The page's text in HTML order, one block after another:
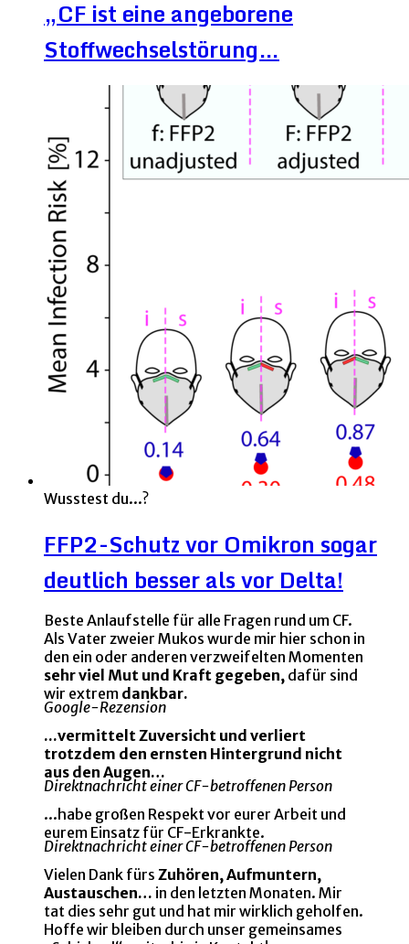
„CF ist eine angeborene
Stoffwechselstörung…
Wusstest du...?
FFP2-Schutz vor Omikron sogar
deutlich besser als vor Delta!
Beste Anlaufstelle für alle Fragen rund um CF.
Als Vater zweier Mukos wurde mir hier schon in
den ein oder anderen verzweifelten Momenten
sehr viel Mut und Kraft gegeben, dafür sind
wir extrem dankbar.
Google-Rezension
...vermittelt Zuversicht und verliert
trotzdem den ernsten Hintergrund nicht
aus den Augen…
Direktnachricht einer CF-betroffenen Person
...habe großen Respekt vor eurer Arbeit und
eurem Einsatz für CF-Erkrankte.
Direktnachricht einer CF-betroffenen Person
Vielen Dank fürs Zuhören, Aufmuntern,
Austauschen… in den letzten Monaten. Mir
tat dies sehr gut und hat mir wirklich geholfen.
Hoffe wir bleiben durch unser gemeinsames